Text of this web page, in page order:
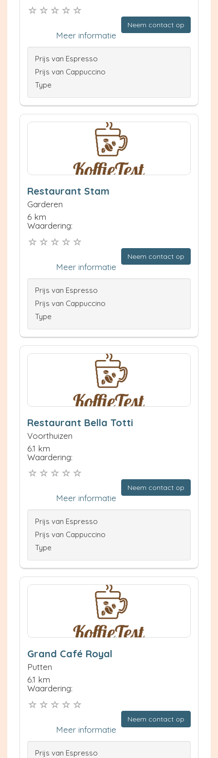
Neem contact op
Meer informatie
Prijs van Espresso
Prijs van Cappuccino
Type
Restaurant Stam
Garderen
6 km
Waardering:
Neem contact op
Meer informatie
Prijs van Espresso
Prijs van Cappuccino
Type
Restaurant Bella Totti
Voorthuizen
6.1 km
Waardering:
Neem contact op
Meer informatie
Prijs van Espresso
Prijs van Cappuccino
Type
Grand Café Royal
Putten
6.1 km
Waardering:
Neem contact op
Meer informatie
Prijs van Espresso